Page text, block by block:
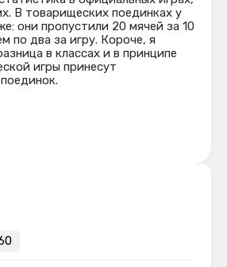
В товарищеских поединках у
они пропустили 20 мячей за 10
по два за игру. Короче, я
в классах и в принципе
игры принесут